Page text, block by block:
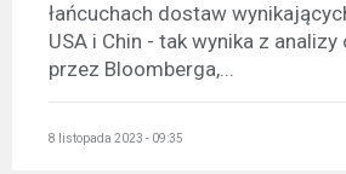
łańcuchach dostaw
USA i Chin - tak wynika z
przez Bloomberga,...
8 listopada 2023 - 09:35